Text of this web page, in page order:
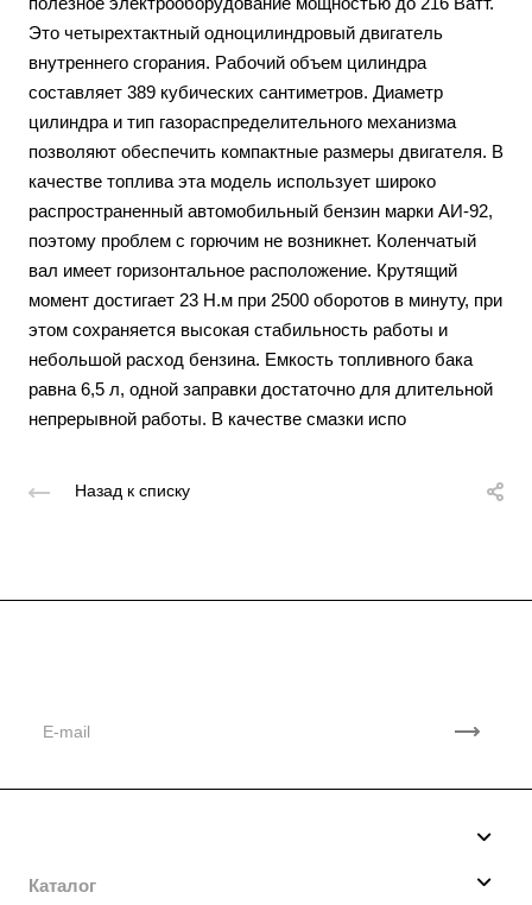
Это четырехтактный одноцилиндровый двигатель
внутреннего сгорания. Рабочий объем цилиндра
составляет 389 кубических сантиметров. Диаметр
цилиндра и тип газораспределительного механизма
позволяют обеспечить компактные размеры двигателя. В
качестве топлива эта модель использует широко
распространенный автомобильный бензин марки АИ-92,
поэтому проблем с горючим не возникнет. Коленчатый
вал имеет горизонтальное расположение. Крутящий
момент достигает 23 Н.м при 2500 оборотов в минуту, при
этом сохраняется высокая стабильность работы и
небольшой расход бензина. Емкость топливного бака
равна 6,5 л, одной заправки достаточно для длительной
непрерывной работы. В качестве смазки испо
Назад к списку
О нас
Каталог